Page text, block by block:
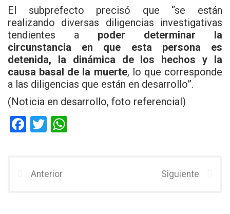
El subprefecto precisó que “se están
realizando diversas diligencias investigativas
tendientes a poder determinar la
circunstancia en que esta persona es
detenida, la dinámica de los hechos y la
causa basal de la muerte, lo que corresponde
a las diligencias que están en desarrollo”.
(Noticia en desarrollo, foto referencial)
F
b
T
er
Anterior Siguiente